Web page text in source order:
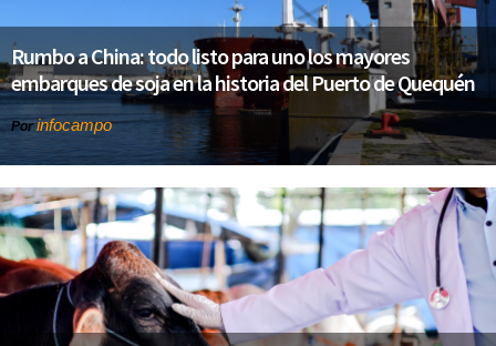
Rumbo a China: todo listo para uno los mayores
embarques de soja en la historia del Puerto de Quequén
Porinfocampo